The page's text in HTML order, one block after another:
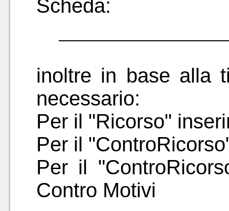
Scheda:
inoltre in base alla
necessario:
Per il "Ricorso"
Per il
Per il
Contro Motivi